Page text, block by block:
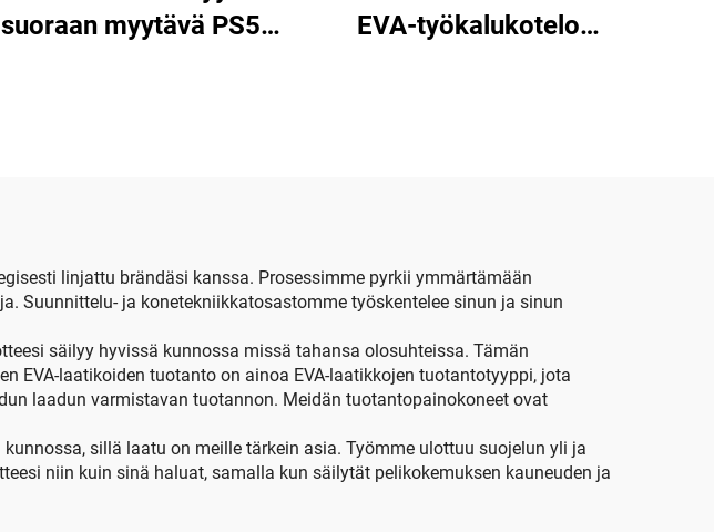
suoraan myytävä PS5-
EVA-työkalukotelo
linjattu brändäsi kanssa. Prosessimme pyrkii ymmärtämään
Suunnittelu- ja konetekniikkatosastomme työskentelee sinun ja sinun
säilyy hyvissä kunnossa missä tahansa olosuhteissa. Tämän
EVA-laatikoiden tuotanto on ainoa EVA-laatikkojen tuotantotyyppi, jota
laadun varmistavan tuotannon. Meidän tuotantopainokoneet ovat
sillä laatu on meille tärkein asia. Työmme ulottuu suojelun yli ja
niin kuin sinä haluat, samalla kun säilytät pelikokemuksen kauneuden ja